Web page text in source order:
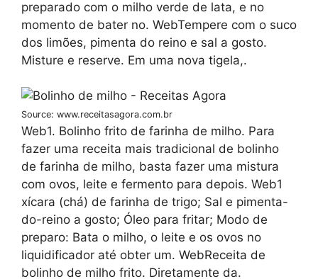
preparado com o milho verde de lata, e no
momento de bater no. WebTempere com o suco
dos limões, pimenta do reino e sal a gosto.
Misture e reserve. Em uma nova tigela,.
Source: www.receitasagora.com.br
Web1. Bolinho frito de farinha de milho. Para
fazer uma receita mais tradicional de bolinho
de farinha de milho, basta fazer uma mistura
com ovos, leite e fermento para depois. Web1
xícara (chá) de farinha de trigo; Sal e pimenta-
do-reino a gosto; Óleo para fritar; Modo de
preparo: Bata o milho, o leite e os ovos no
liquidificador até obter um. WebReceita de
bolinho de milho frito. Diretamente da.